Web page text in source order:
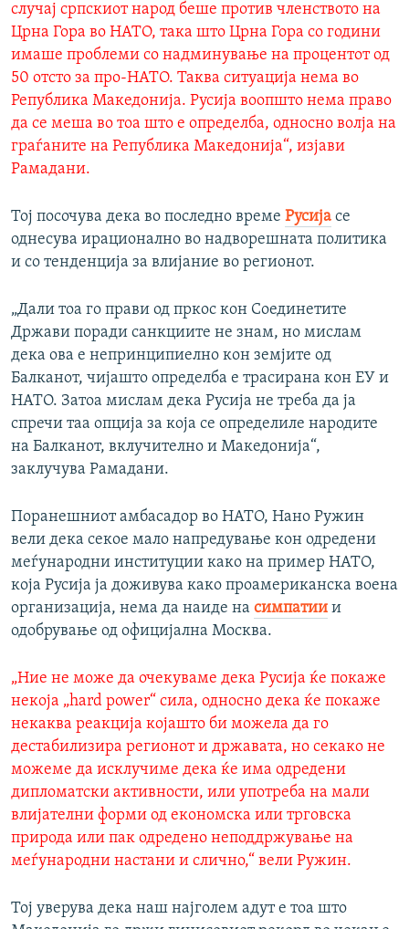
случај српскиот народ беше против членството на
Црна Гора во НАТО, така што Црна Гора со години
имаше проблеми со надминување на процентот од
50 отсто за про-НАТО. Таква ситуација нема во
Република Македонија. Русија воопшто нема право
да се меша во тоа што е определба, односно волја на
граѓаните на Република Македонија“, изјави
Рамадани.
Тој посочува дека во последно време Русија се
однесува ирационално во надворешната политика
и со тенденција за влијание во регионот.
„Дали тоа го прави од пркос кон Соединетите
Држави поради санкциите не знам, но мислам
дека ова е непринципиелно кон земјите од
Балканот, чијашто определба е трасирана кон ЕУ и
НАТО. Затоа мислам дека Русија не треба да ја
спречи таа опција за која се определиле народите
на Балканот, вклучително и Македонија“,
заклучува Рамадани.
Поранешниот амбасадор во НАТО, Нано Ружин
вели дека секое мало напредување кон одредени
меѓународни институции како на пример НАТО,
која Русија ја доживува како проамериканска воена
организација, нема да наиде на симпатии и
одобрување од официјална Москва.
„Ние не може да очекуваме дека Русија ќе покаже
некоја „hard power“ сила, односно дека ќе покаже
некаква реакција којашто би можела да го
дестабилизира регионот и државата, но секако не
можеме да исклучиме дека ќе има одредени
дипломатски активности, или употреба на мали
влијателни форми од економска или трговска
природа или пак одредено неподдржување на
меѓународни настани и слично,“ вели Ружин.
Тој уверува дека наш најголем адут е тоа што